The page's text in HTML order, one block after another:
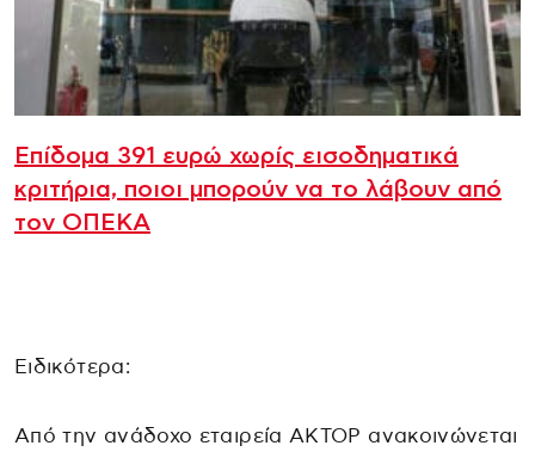
Επίδομα 391 ευρώ χωρίς εισοδηματικά
κριτήρια, ποιοι μπορούν να το λάβουν από
τον ΟΠΕΚΑ
Ειδικότερα:
Από την ανάδοχο εταιρεία ΑΚΤΟΡ ανακοινώνεται